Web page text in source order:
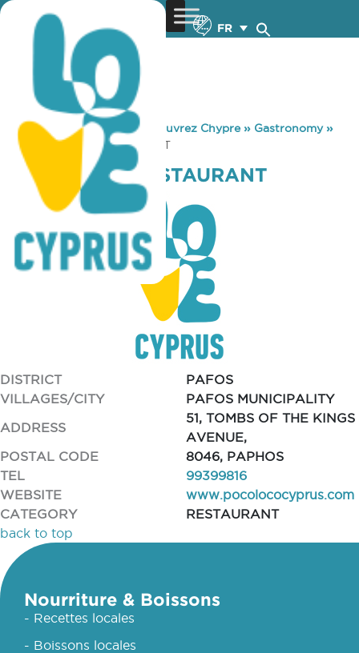
FR
You are here: Home »Découvrez Chypre» Gastronomy»
FARMHOUSE RESTAURANT
FARMHOUSE RESTAURANT
DISTRICT
PAFOS
VILLAGES/CITY
PAFOS MUNICIPALITY
ADDRESS
51, TOMBS OF THE KINGS
AVENUE,
POSTAL CODE
8046, PAPHOS
TEL
99399816
WEBSITE
www.pocolococyprus.com
CATEGORY
RESTAURANT
back to top
Nourriture & Boissons
- Recettes locales
- Boissons locales